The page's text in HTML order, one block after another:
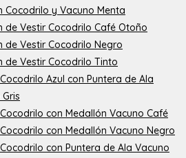
Cocodrilo y Vacuno Menta
de Vestir Cocodrilo Café Otoño
de Vestir Cocodrilo Negro
de Vestir Cocodrilo Tinto
Azul con Puntera de Ala
con Medallón Vacuno Café
con Medallón Vacuno Negro
con Puntera de Ala Vacuno